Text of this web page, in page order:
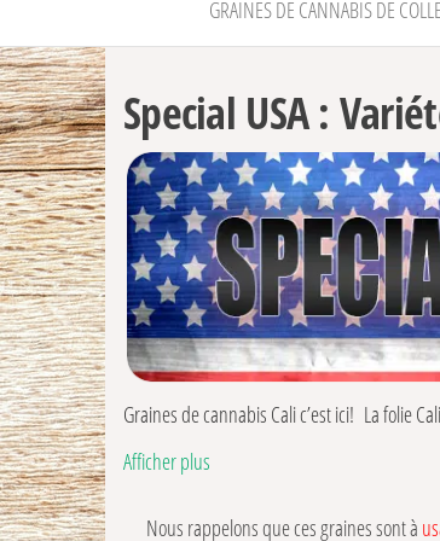
GRAINES DE CANNABIS DE
Special USA :
Graines de cannabis Cali c’est ici! La folie
demandées maintenant en Europe. La
leurs croisements des variétés US ou Cali.
Cookies Seed Bank
à Atlas Seeds, en passant
Afficher plus
Nous rappelons que ces graines sont à